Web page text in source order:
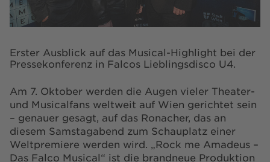
Erster Ausblick auf das Musical-Highlight bei der
Pressekonferenz in Falcos Lieblingsdisco U4.
Am 7. Oktober werden die Augen vieler Theater-
und Musicalfans weltweit auf Wien gerichtet sein
– genauer gesagt, auf das Ronacher, das an
diesem Samstagabend zum Schauplatz einer
Weltpremiere werden wird. „Rock me Amadeus –
Das Falco Musical“ ist die brandneue Produktion